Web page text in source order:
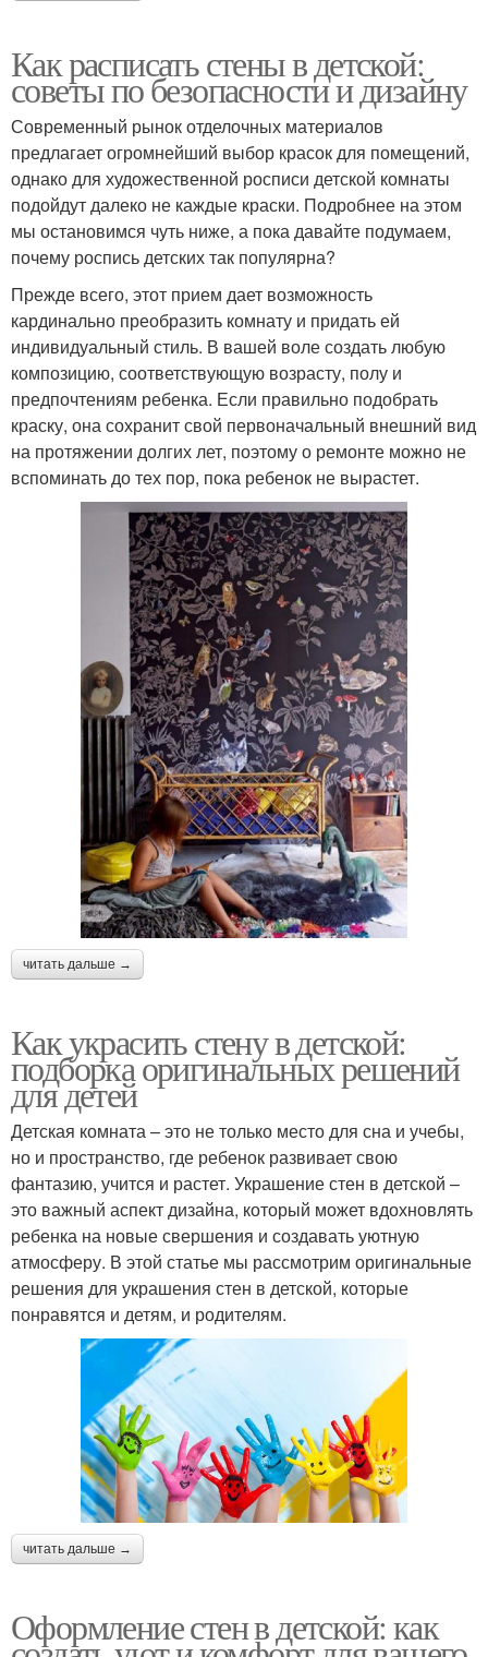
Как расписать стены в детской:
советы по безопасности и дизайну
Современный рынок отделочных материалов
предлагает огромнейший выбор красок для помещений,
однако для художественной росписи детской комнаты
подойдут далеко не каждые краски. Подробнее на этом
мы остановимся чуть ниже, а пока давайте подумаем,
почему роспись детских так популярна?
Прежде всего, этот прием дает возможность
кардинально преобразить комнату и придать ей
индивидуальный стиль. В вашей воле создать любую
композицию, соответствующую возрасту, полу и
предпочтениям ребенка. Если правильно подобрать
краску, она сохранит свой первоначальный внешний вид
на протяжении долгих лет, поэтому о ремонте можно не
вспоминать до тех пор, пока ребенок не вырастет.
читать дальше →
Как украсить стену в детской:
подборка оригинальных решений
для детей
Детская комната – это не только место для сна и учебы,
но и пространство, где ребенок развивает свою
фантазию, учится и растет. Украшение стен в детской –
это важный аспект дизайна, который может вдохновлять
ребенка на новые свершения и создавать уютную
атмосферу. В этой статье мы рассмотрим оригинальные
решения для украшения стен в детской, которые
понравятся и детям, и родителям.
читать дальше →
Оформление стен в детской: как